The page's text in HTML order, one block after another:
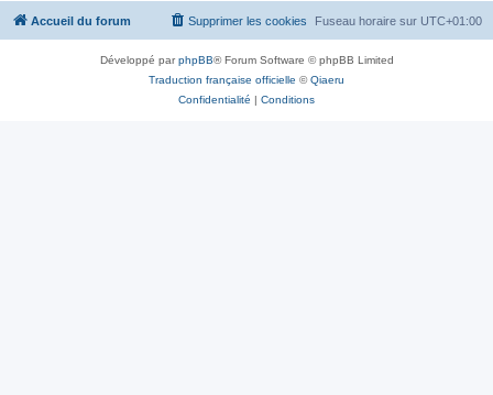
e
Accueil du forum Fuseau horaire sur UTC+01:00
Supprimer les cookies
Développé parphpBB® Forum Software © phpBB Limited
Traduction française officielle ©Qiaeru
Confidentialité | Conditions